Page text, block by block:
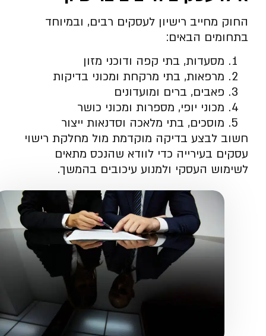
החוק מחייב רישיון לעסקים רבים, ובמיוחד
בתחומים הבאים:
מסעדות, בתי קפה ודוכני מזון
מרפאות, בתי מרקחת ומכוני בדיקות
פאבים, ברים ומועדונים
מכוני יופי, מספרות ומכוני כושר
מוסכים, בתי מלאכה וסדנאות ייצור
חשוב לבצע בדיקה מוקדמת מול מחלקת רישוי
עסקים בעירייה כדי לוודא שהנכס מתאים
לשימוש העסקי ולמנוע עיכובים בהמשך.